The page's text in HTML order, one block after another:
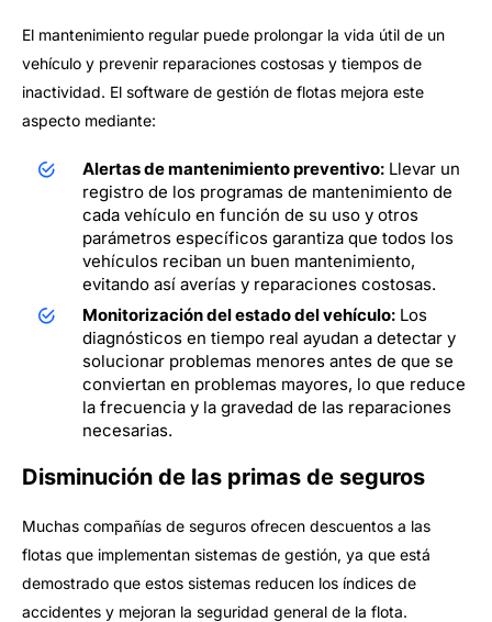
El mantenimiento regular puede prolongar la vida útil de un
vehículo y prevenir reparaciones costosas y tiempos de
inactividad. El software de gestión de flotas mejora este
aspecto mediante:
Alertas de mantenimiento preventivo: Llevar un
registro de los programas de mantenimiento de
cada vehículo en función de su uso y otros
parámetros específicos garantiza que todos los
vehículos reciban un buen mantenimiento,
evitando así averías y reparaciones costosas.
Monitorización del estado del vehículo: Los
diagnósticos en tiempo real ayudan a detectar y
solucionar problemas menores antes de que se
conviertan en problemas mayores, lo que reduce
la frecuencia y la gravedad de las reparaciones
necesarias.
Disminución de las primas de seguros
Muchas compañías de seguros ofrecen descuentos a las
flotas que implementan sistemas de gestión, ya que está
demostrado que estos sistemas reducen los índices de
accidentes y mejoran la seguridad general de la flota.